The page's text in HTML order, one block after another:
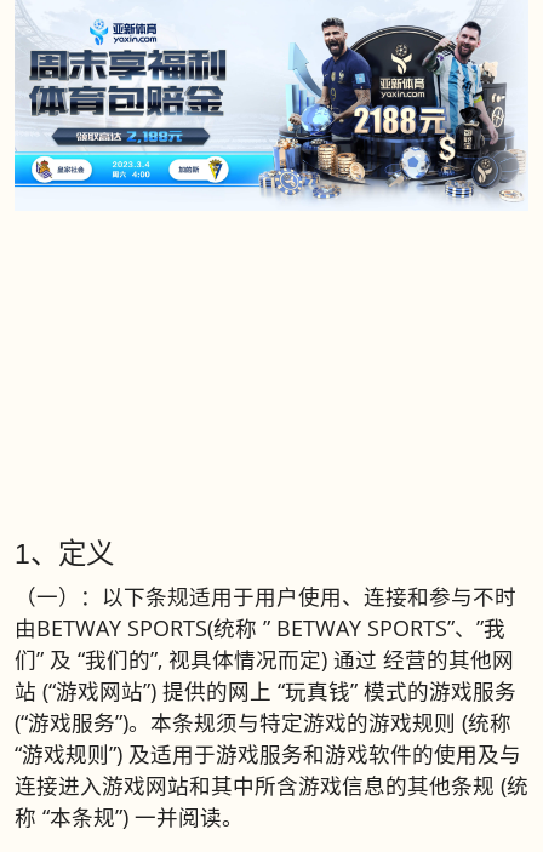
1、定义
（一）：以下条规适用于用户使用、连接和参与不时
由BETWAY SPORTS(统称 ” BETWAY SPORTS”、”我
们” 及 “我们的”, 视具体情况而定) 通过 经营的其他网
站 (“游戏网站”) 提供的网上 “玩真钱” 模式的游戏服务
(“游戏服务”)。本条规须与特定游戏的游戏规则 (统称
“游戏规则”) 及适用于游戏服务和游戏软件的使用及与
连接进入游戏网站和其中所含游戏信息的其他条规 (统
称 “本条规”) 一并阅读。